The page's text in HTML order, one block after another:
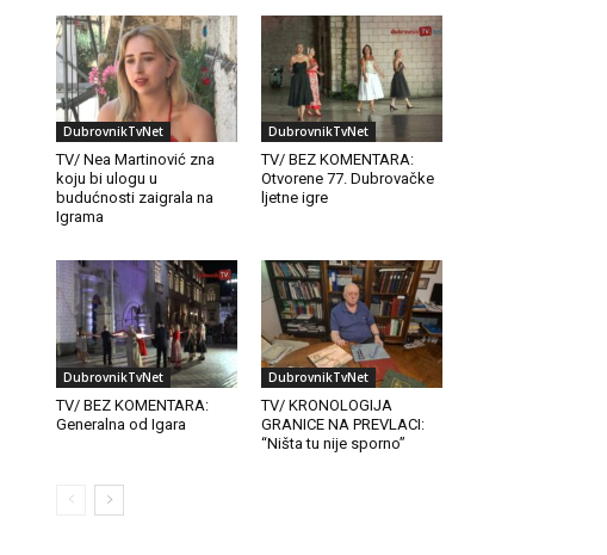
DubrovnikTvNet
TV/ Nea Martinović zna
koju bi ulogu u
budućnosti zaigrala na
Igrama
DubrovnikTvNet
TV/ BEZ KOMENTARA:
Otvorene 77. Dubrovačke
ljetne igre
DubrovnikTvNet
TV/ BEZ KOMENTARA:
Generalna od Igara
DubrovnikTvNet
TV/ KRONOLOGIJA
GRANICE NA PREVLACI:
“Ništa tu nije sporno”